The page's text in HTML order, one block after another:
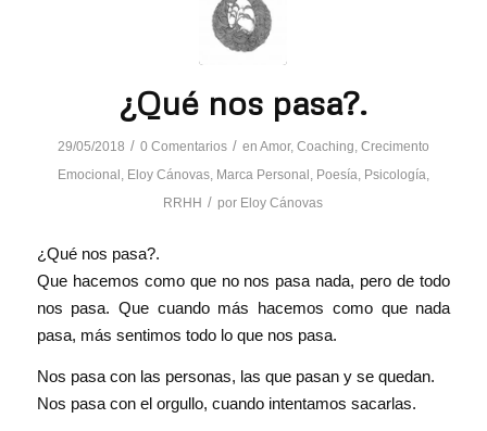
¿Qué nos pasa?.
29/05/2018 / 0 Comentarios / en Amor, Coaching, Crecimento
Emocional , Eloy Cánovas, Marca Personal , Poesía, Psicología,
RRHH / por Eloy Cánovas
¿Qué nos pasa?.
Que hacemos como que no nos pasa nada, pero de todo
nos pasa. Que cuando más hacemos como que nada
pasa, más sentimos todo lo que nos pasa.
Nos pasa con las personas, las que pasan y se quedan.
Nos pasa con el orgullo, cuando intentamos sacarlas.